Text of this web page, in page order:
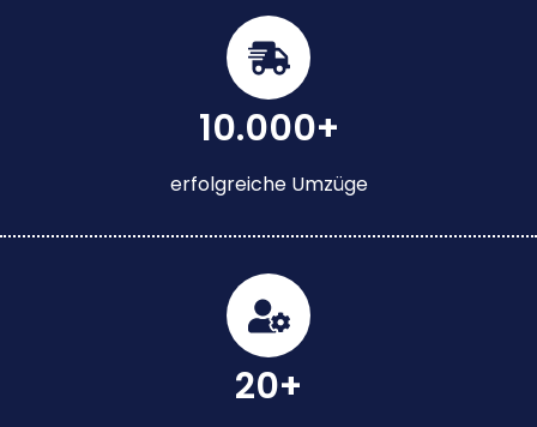
10.000+
erfolgreiche Umzüge
20+